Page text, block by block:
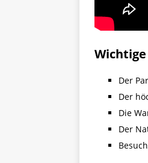
Der
Der
Die
Der